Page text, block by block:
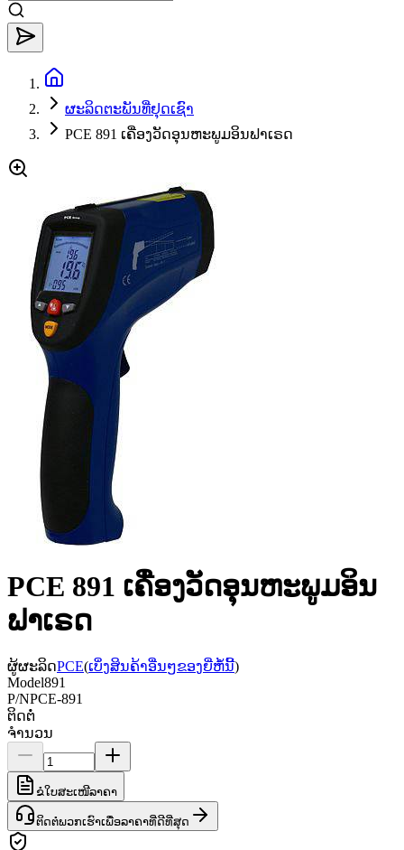
ຜະລິດຕະພັນທີ່ຢຸດເຊົາ
PCE 891 ເຄື່ອງວັດອຸນຫະພູມອິນຟາເຣດ
PCE 891 ເຄື່ອງວັດອຸນຫະພູມອິນ
ຟາເຣດ
ຜູ້ຜະລິດPCE(ເບິ່ງສິນຄ້າອື່ນໆຂອງຍີ່ຫໍ້ນີ້)
Model891
P/NPCE-891
ຕິດຕໍ່
ຈຳນວນ
ຂໍໃບສະເໜີລາຄາ
ຕິດຕໍ່ພວກເຮົາເພື່ອລາຄາທີ່ດີທີ່ສຸດ